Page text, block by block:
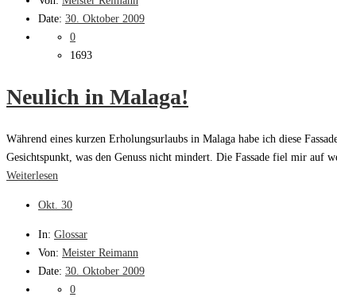
Date: 30. Oktober 2009
0
1693
Neulich in Malaga!
Während eines kurzen Erholungsurlaubs in Malaga habe ich diese
Gesichtspunkt, was den Genuss nicht mindert. Die Fassade fiel mir auf
Weiterlesen
Okt. 30
In: Glossar
Von: Meister Reimann
Date: 30. Oktober 2009
0